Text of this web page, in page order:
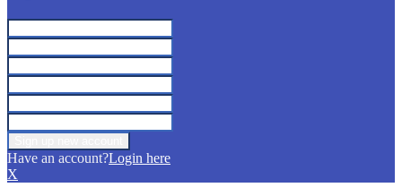
Have an account?Login here
X